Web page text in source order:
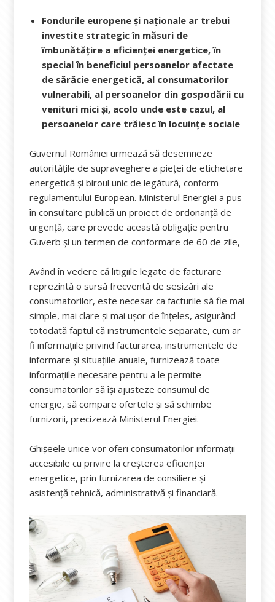
Fondurile europene și naționale ar trebui
investite strategic în măsuri de
îmbunătățire a eficienței energetice, în
special în beneficiul persoanelor afectate
de sărăcie energetică, al consumatorilor
vulnerabili, al persoanelor din gospodării cu
venituri mici și, acolo unde este cazul, al
persoanelor care trăiesc în locuințe sociale
Guvernul României urmează să desemneze
autoritățile de supraveghere a pieței de etichetare
energetică și biroul unic de legătură, conform
regulamentului European. Ministerul Energiei a pus
în consultare publică un proiect de ordonanță de
urgență, care prevede această obligație pentru
Guverb și un termen de conformare de 60 de zile,
Având în vedere că litigiile legate de facturare
reprezintă o sursă frecventă de sesizări ale
consumatorilor, este necesar ca facturile să fie mai
simple, mai clare și mai ușor de înțeles, asigurând
totodată faptul că instrumentele separate, cum ar
fi informațiile privind facturarea, instrumentele de
informare și situațiile anuale, furnizează toate
informațiile necesare pentru a le permite
consumatorilor să își ajusteze consumul de
energie, să compare ofertele și să schimbe
furnizorii, precizează Ministerul Energiei.
Ghișeele unice vor oferi consumatorilor informații
accesibile cu privire la creșterea eficienței
energetice, prin furnizarea de consiliere și
asistență tehnică, administrativă și financiară.